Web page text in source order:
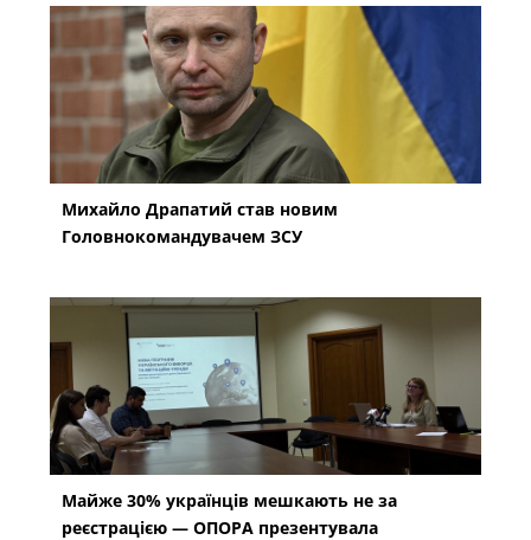
Михайло Драпатий став новим
Головнокомандувачем ЗСУ
Майже 30% українців мешкають не за
реєстрацією — ОПОРА презентувала